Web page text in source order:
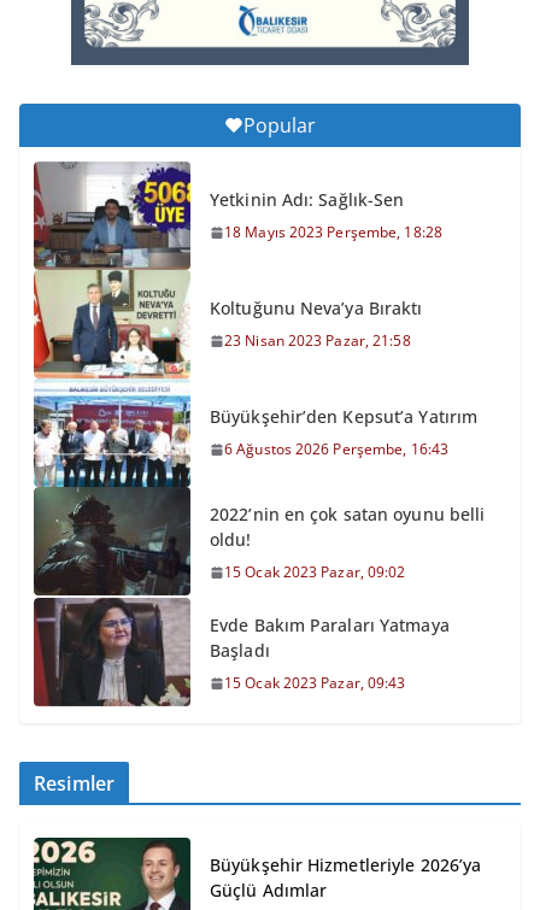
Popular
Yetkinin Adı: Sağlık-Sen
18 Mayıs 2023 Perşembe, 18:28
Koltuğunu Neva’ya Bıraktı
23 Nisan 2023 Pazar, 21:58
Büyükşehir’den Kepsut’a Yatırım
6 Ağustos 2026 Perşembe, 16:43
2022’nin en çok satan oyunu belli
oldu!
15 Ocak 2023 Pazar, 09:02
Evde Bakım Paraları Yatmaya
Başladı
15 Ocak 2023 Pazar, 09:43
Resimler
Büyükşehir Hizmetleriyle 2026’ya
Güçlü Adımlar